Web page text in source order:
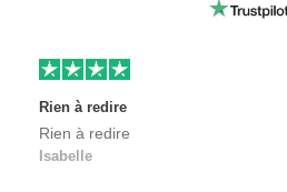
Rien à redire
Rien à redire
Isabelle